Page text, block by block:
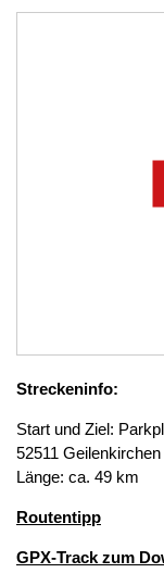
Streckeninfo:
Start und Ziel:
52511
Länge: ca. 49 km
Routentipp
GPX-Track zum